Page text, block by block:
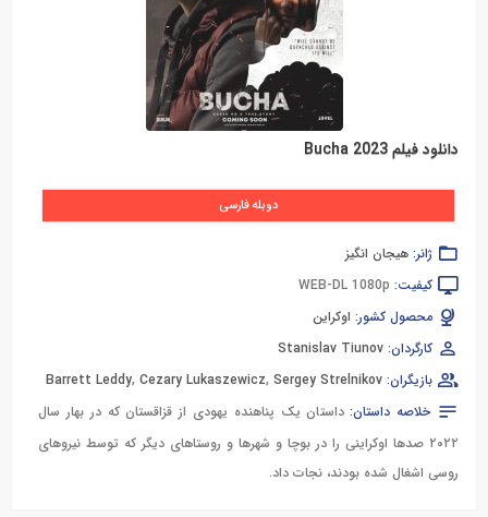
دانلود فیلم Bucha 2023
دوبله فارسی
ژانر: هیجان انگیز
کیفیت: WEB-DL 1080p
محصول کشور: اوکراین
کارگردان: Stanislav Tiunov
بازیگران:
Barrett Leddy, Cezary Lukaszewicz, Sergey Strelnikov
خلاصه داستان:داستان یک پناهنده یهودی از قزاقستان که در بهار سال
۲۰۲۲ صدها اوکراینی را در بوچا و شهرها و روستاهای دیگر که توسط نیروهای
روسی اشغال شده بودند، نجات داد.